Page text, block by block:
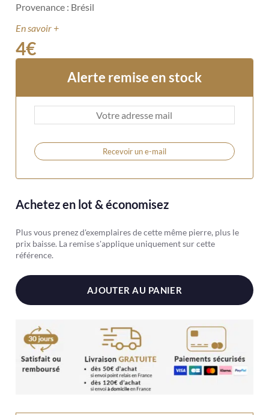
Provenance : Brésil
En savoir +
4€
Alerte remise en stock
Recevoir un e-mail
Achetez en lot & économisez
Plus vous prenez d'exemplaires de cette même pierre, plus le
prix baisse. La remise s'applique uniquement sur cette
référence.
AJOUTER AU PANIER